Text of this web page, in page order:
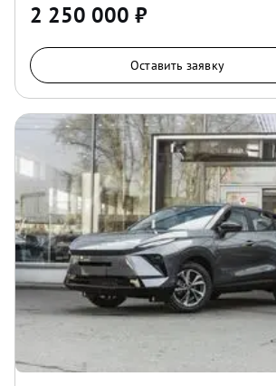
2 250 000 ₽
Оставить заявку